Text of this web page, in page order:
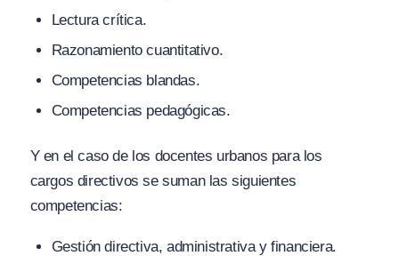
Lectura crítica.
Razonamiento cuantitativo.
Competencias blandas.
Competencias pedagógicas.
Y en el caso de los docentes urbanos para los
cargos directivos se suman las siguientes
competencias:
Gestión directiva, administrativa y financiera.